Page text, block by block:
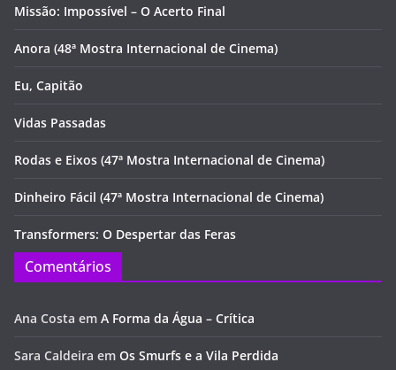
Missão: Impossível – O Acerto Final
Anora (48ª Mostra Internacional de Cinema)
Eu, Capitão
Vidas Passadas
Rodas e Eixos (47ª Mostra Internacional de Cinema)
Dinheiro Fácil (47ª Mostra Internacional de Cinema)
Transformers: O Despertar das Feras
Comentários
Ana Costa em A Forma da Água – Crítica
Sara Caldeira em Os Smurfs e a Vila Perdida